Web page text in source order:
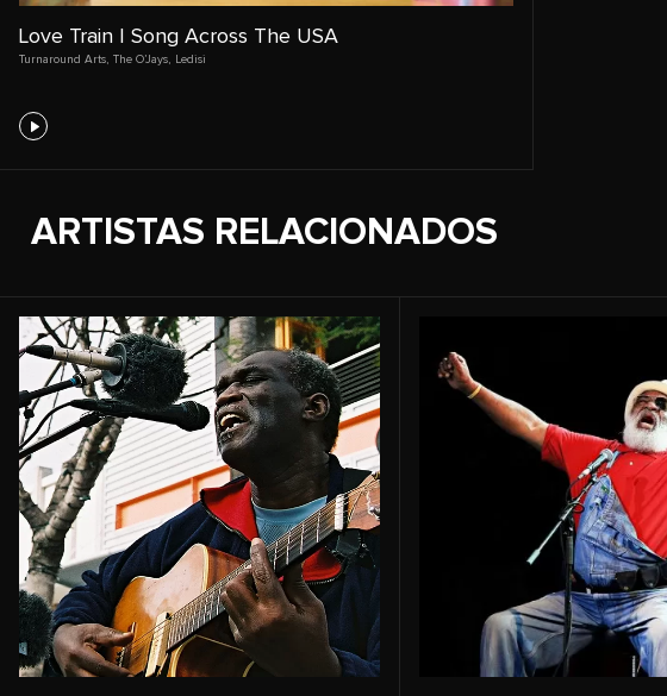
Love Train | Song Across The USA
Turnaround Arts, The O’Jays, Ledisi
ARTISTAS RELACIONADOS